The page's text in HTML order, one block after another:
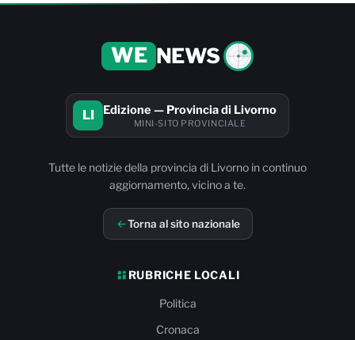
WE NEWS
LI Edizione — Provincia di Livorno
MINI-SITO PROVINCIALE
Tutte le notizie della provincia di Livorno in continuo
aggiornamento, vicino a te.
Torna al sito nazionale
RUBRICHE LOCALI
Politica
Cronaca